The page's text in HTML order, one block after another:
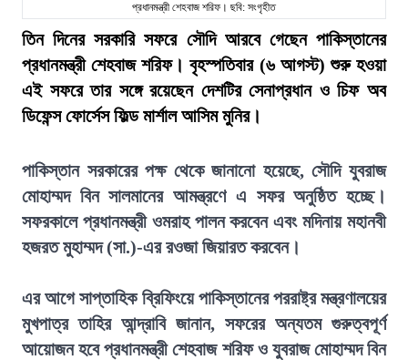
প্রধানমন্ত্রী শেহবাজ শরিফ। ছবি: সংগৃহীত
তিন দিনের সরকারি সফরে সৌদি আরবে গেছেন পাকিস্তানের
প্রধানমন্ত্রী শেহবাজ শরিফ। বৃহস্পতিবার (৬ আগস্ট) শুরু হওয়া
এই সফরে তার সঙ্গে রয়েছেন দেশটির সেনাপ্রধান ও চিফ অব
ডিফেন্স ফোর্সেস ফিল্ড মার্শাল আসিম মুনির।
পাকিস্তান সরকারের পক্ষ থেকে জানানো হয়েছে, সৌদি যুবরাজ
মোহাম্মদ বিন সালমানের আমন্ত্রণে এ সফর অনুষ্ঠিত হচ্ছে।
সফরকালে প্রধানমন্ত্রী ওমরাহ পালন করবেন এবং মদিনায় মহানবী
হজরত মুহাম্মদ (সা.)-এর রওজা জিয়ারত করবেন।
এর আগে সাপ্তাহিক ব্রিফিংয়ে পাকিস্তানের পররাষ্ট্র মন্ত্রণালয়ের
মুখপাত্র তাহির আন্দ্রাবি জানান, সফরের অন্যতম গুরুত্বপূর্ণ
আয়োজন হবে প্রধানমন্ত্রী শেহবাজ শরিফ ও যুবরাজ মোহাম্মদ বিন